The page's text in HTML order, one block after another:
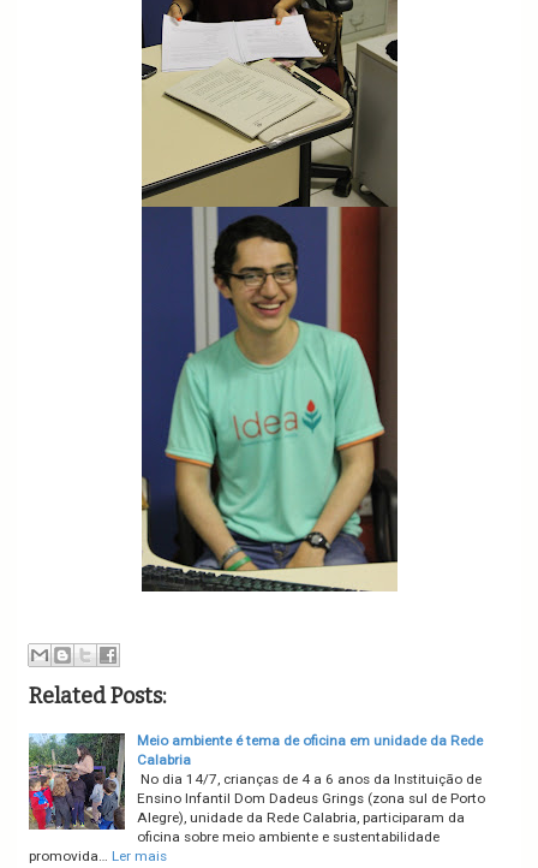
Related Posts:
Meio ambiente é tema de oficina em unidade da Rede
Calabria
No dia 14/7, crianças de 4 a 6 anos da Instituição de
Ensino Infantil Dom Dadeus Grings (zona sul de Porto
Alegre), unidade da Rede Calabria, participaram da
oficina sobre meio ambiente e sustentabilidade
promovida… Ler mais